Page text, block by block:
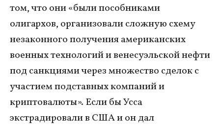
том, что они «были пособниками
олигархов, организовали сложную схему
незаконного получения американских
военных технологий и венесуэльской нефти
под санкциями через множество сделок с
участием подставных компаний и
криптовалюты». Если бы Усса
экстрадировали в США и он дал